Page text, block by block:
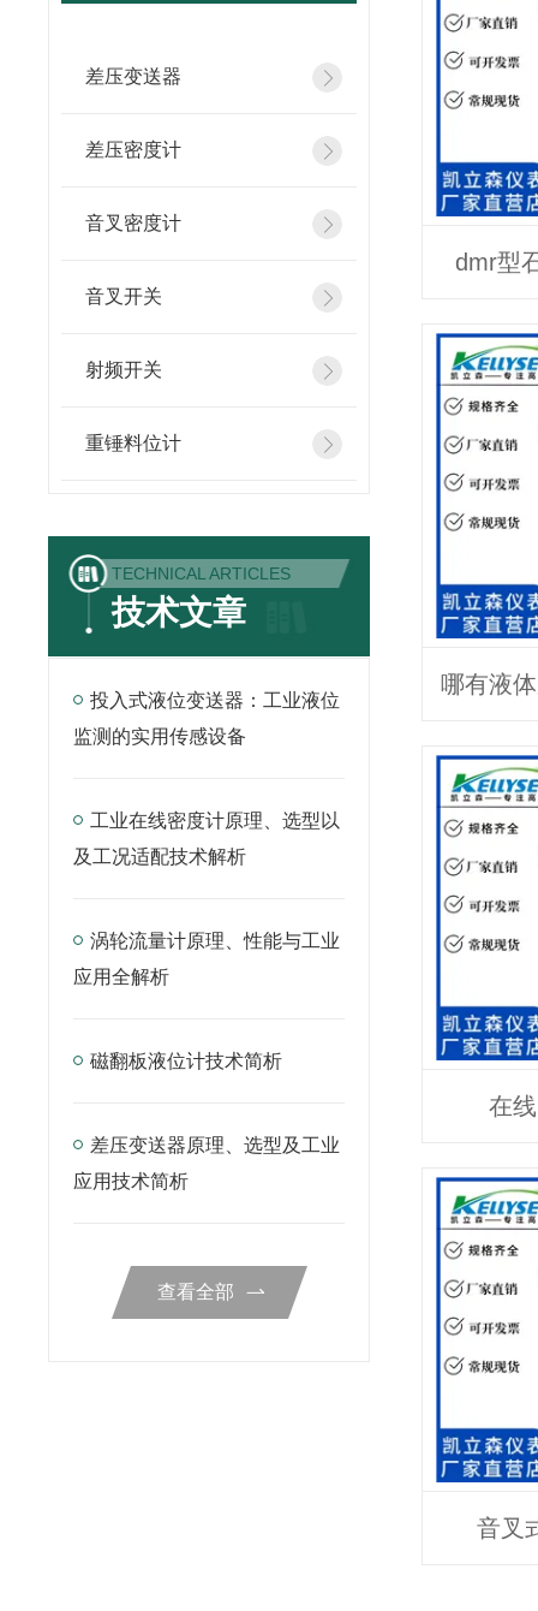
差压变送器
差压密度计
音叉密度计
音叉开关
射频开关
重锤料位计
TECHNICAL ARTICLES
技术文章
投入式液位变送器：工业液位
监测的实用传感设备
工业在线密度计原理、选型以
及工况适配技术解析
涡轮流量计原理、性能与工业
应用全解析
磁翻板液位计技术简析
差压变送器原理、选型及工业
应用技术简析
查看全部
dmr型
在
音叉